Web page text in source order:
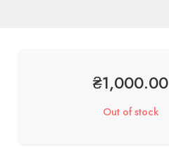
₴1,000.00
Out of stock